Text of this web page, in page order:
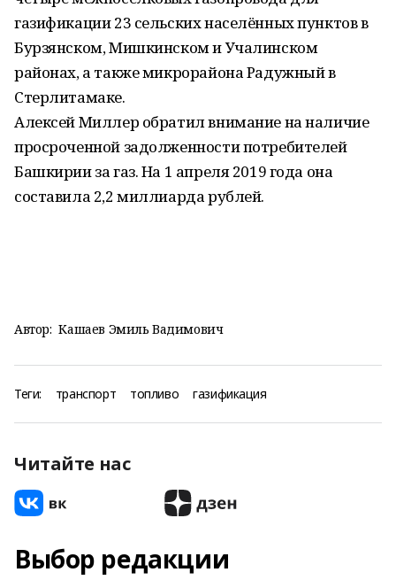
газификации 23 сельских населённых пунктов в
Бурзянском, Мишкинском и Учалинском
районах, а также микрорайона Радужный в
Стерлитамаке.
Алексей Миллер обратил внимание на наличие
просроченной задолженности потребителей
Башкирии за газ. На 1 апреля 2019 года она
составила 2,2 миллиарда рублей.
Автор: Кашаев Эмиль Вадимович
Теги: транспорт топливо газификация
Читайте нас
Выбор редакции